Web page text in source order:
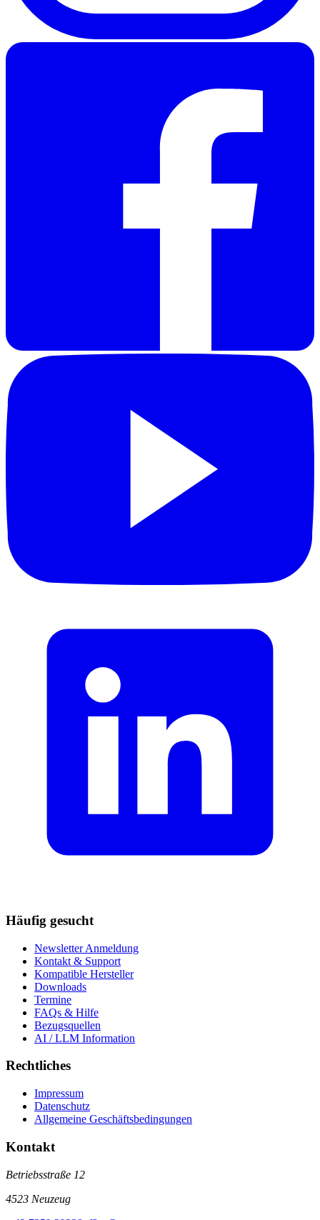
Häufig gesucht
Newsletter Anmeldung
Kontakt & Support
Kompatible Hersteller
Downloads
Termine
FAQs & Hilfe
Bezugsquellen
AI / LLM Information
Rechtliches
Impressum
Datenschutz
Allgemeine Geschäftsbedingungen
Kontakt
Betriebsstraße 12
4523 Neuzeug